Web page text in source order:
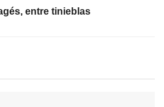
entre tinieblas